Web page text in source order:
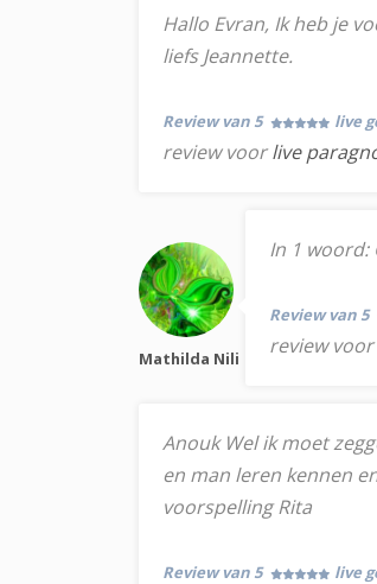
Hallo Evran, Ik heb je
liefs Jeannette.
Review van 5 live
review voorlive
Mathilda Nili
In 1 woord:
Review van 5
review voor
Anouk Wel ik moet
en man leren kennen
voorspelling Rita
Review van 5 live